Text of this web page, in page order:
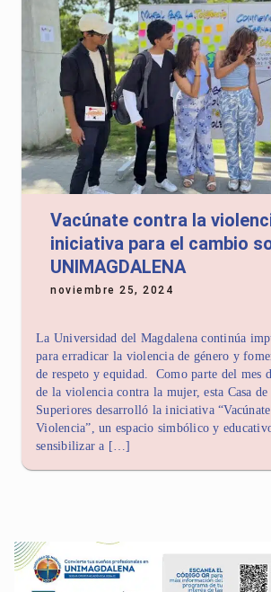
Vacúnate contra la
iniciativa para el cambio
UNIMAGDALENA
noviembre 25, 2024
La Universidad del Magdalena continúa
para erradicar la violencia de género y
de respeto y equidad. Como parte del mes
de la violencia contra la mujer, esta Casa de
Superiores desarrolló la iniciativa
Violencia”, un espacio simbólico y
sensibilizar a […]